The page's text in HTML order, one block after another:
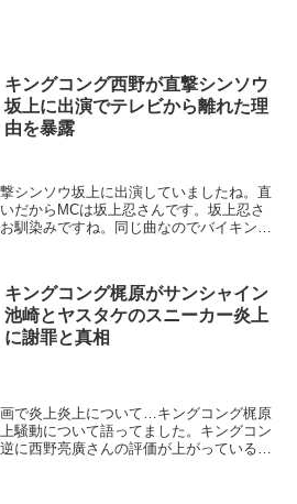
キングコング西野が直撃シンソウ
坂上に出演でテレビから離れた理
由を暴露
シンソウ坂上に出演していましたね。直
だからMCは坂上忍さんです。坂上忍さ
馴染みですね。同じ曲なのでバイキング
キングコング梶原がサンシャイン
池崎とヤスタケのスニーカー炎上
に謝罪と真相
で炎上炎上について…キングコング梶原
騒動について語ってました。キングコン
に西野亮廣さんの評価が上がっているよ